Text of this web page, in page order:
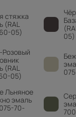
стяжка
(RAL
05)
05)
(RAL
05)
Льняное
эмаль
70-